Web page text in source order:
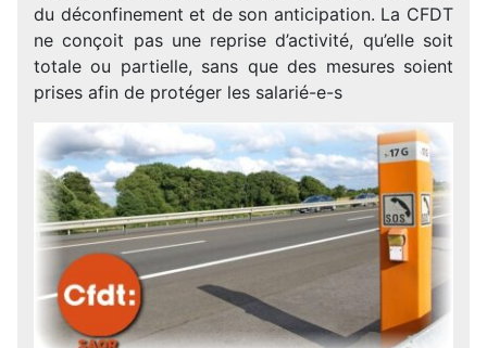
du déconfinement et de son anticipation. La CFDT
ne conçoit pas une reprise d’activité, qu’elle soit
totale ou partielle, sans que des mesures soient
prises afin de protéger les salarié-e-s